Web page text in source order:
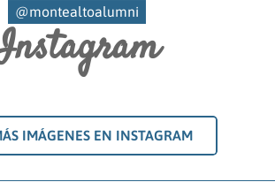
@montealtoalumni
IMÁGENES EN INSTAGRAM